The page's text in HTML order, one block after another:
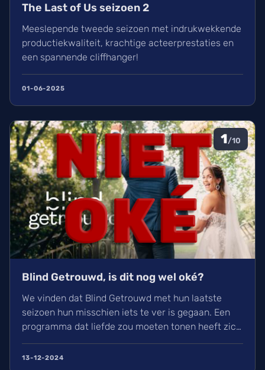
The Last of Us seizoen 2
Meeslepende tweede seizoen met indrukwekkende
productiekwaliteit, krachtige acteerprestaties en
een spannende cliffhanger!
01-06-2025
1/10
Blind Getrouwd, is dit nog wel oké?
We vinden dat Blind Getrouwd met hun laatste
seizoen hun misschien iets te ver is gegaan. Een
programma dat liefde zou moeten tonen heeft zich
meer gefocust om leed. Is dit de nieuwe soort van
uitlachtelevisie?
13-12-2024